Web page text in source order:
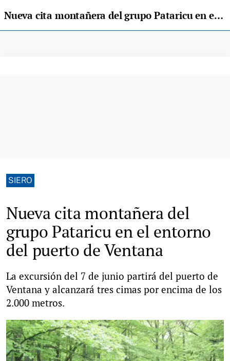
Nueva cita montañera del grupo Pataricu en el entorno del puerto de Ventana
SIERO
Nueva cita montañera del
grupo Pataricu en el entorno
del puerto de Ventana
La excursión del 7 de junio partirá del puerto de
Ventana y alcanzará tres cimas por encima de los
2.000 metros.